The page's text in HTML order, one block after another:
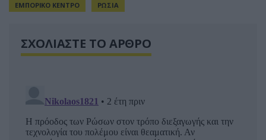
ΕΜΠΟΡΙΚΟ ΚΕΝΤΡΟ ΡΩΣΙΑ
ΣΧΟΛΙΑΣΤΕ ΤΟ ΑΡΘΡΟ